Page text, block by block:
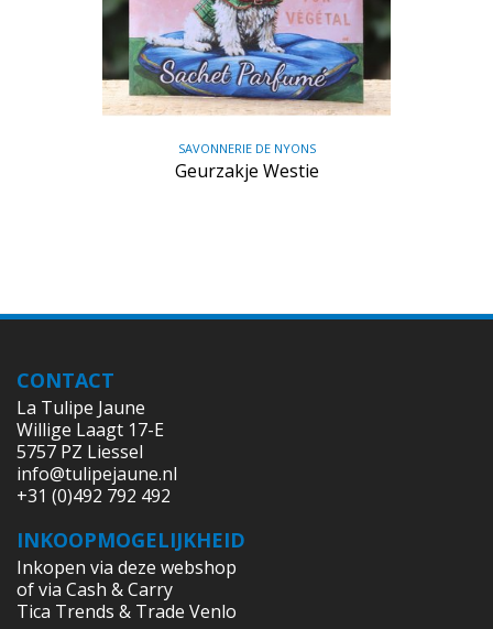
SAVONNERIE DE NYONS
Geurzakje Westie
CONTACT
La Tulipe Jaune
Willige Laagt 17-E
5757 PZ Liessel
info@tulipejaune.nl
+31 (0)492 792 492
INKOOPMOGELIJKHEID
Inkopen via deze webshop
of via Cash & Carry
Tica Trends & Trade Venlo